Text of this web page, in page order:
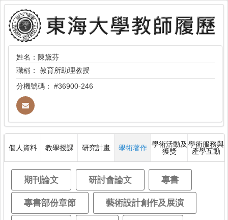
姓名：陳黛芬
職稱： 教育所助理教授
分機號碼： #36900-246
個人資料 教學授課 研究計畫 學術著作 學術活動及
獲獎
學術服務與
產學互動
期刊論文 研討會論文 專書
專書部份章節 藝術設計創作及展演